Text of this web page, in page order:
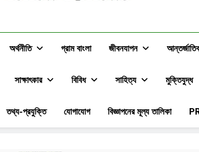
ফলোআপ নিউজ
অর্থনীতি গ্রাম বাংলা জীবনযাপন
সাক্ষাৎকার বিবিধ সাহিত্য মুক্তিযুদ্ধ
তথ্য-প্রযুক্তি যোগাযোগ বিজ্ঞাপনের মূল্য তালিকা